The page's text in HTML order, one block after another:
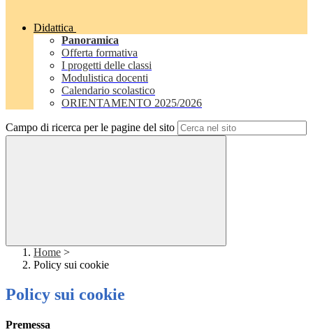
Didattica
Panoramica
Offerta formativa
I progetti delle classi
Modulistica docenti
Calendario scolastico
ORIENTAMENTO 2025/2026
Campo di ricerca per le pagine del sito
Home >
Policy sui cookie
Policy sui cookie
Premessa